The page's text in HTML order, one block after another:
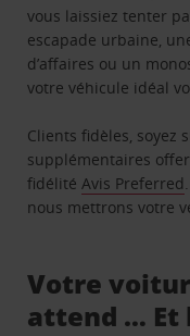
vous laissiez tenter
escapade urbaine,
d’affaires ou un
votre véhicule idéal
Clients fidèles, soyez
supplémentaires
fidélitéAvis Preferred
nous mettrons votre
Votre
attend … Et